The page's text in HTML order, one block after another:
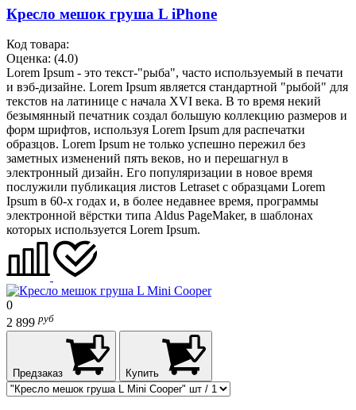
Кресло мешок груша L iPhone
Код товара:
Оценка: (4.0)
Lorem Ipsum - это текст-"рыба", часто используемый в печати
и вэб-дизайне. Lorem Ipsum является стандартной "рыбой" для
текстов на латинице с начала XVI века. В то время некий
безымянный печатник создал большую коллекцию размеров и
форм шрифтов, используя Lorem Ipsum для распечатки
образцов. Lorem Ipsum не только успешно пережил без
заметных изменений пять веков, но и перешагнул в
электронный дизайн. Его популяризации в новое время
послужили публикация листов Letraset с образцами Lorem
Ipsum в 60-х годах и, в более недавнее время, программы
электронной вёрстки типа Aldus PageMaker, в шаблонах
которых используется Lorem Ipsum.
0
2 899 руб
Предзаказ Купить